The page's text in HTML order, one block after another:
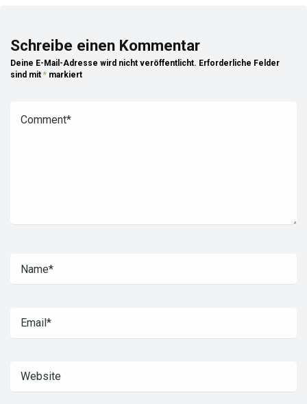
Schreibe einen Kommentar
Deine E-Mail-Adresse wird nicht veröffentlicht. Erforderliche Felder
sind mit * markiert